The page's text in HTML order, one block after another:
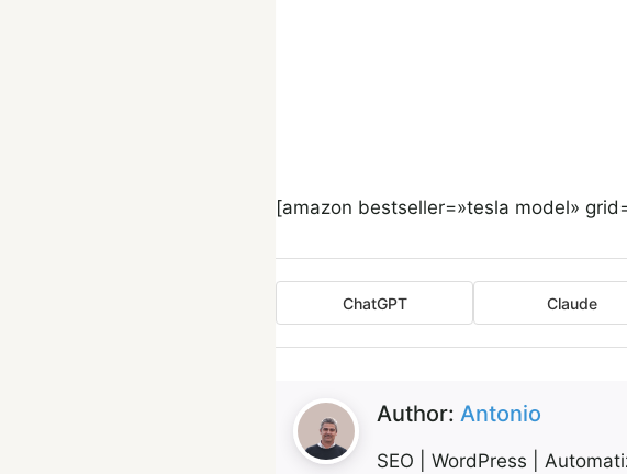
[amazon bestseller=»tesla model»
ChatGPT Claude
Author: Antonio
SEO | WordPress |